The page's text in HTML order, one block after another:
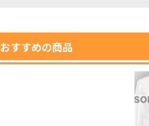
おすすめの商品